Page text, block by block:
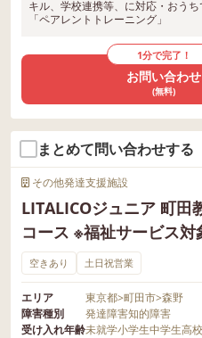
キル、学校連携等、に対応・おう
「ペアレントトレーニング」
1分で完了！
お問い合わせ
(無料)
まとめて問い合わせする
その他発達支援施設
LITALICOジュニア 町田
コース ※福祉サービス対
空きあり 土日祝営業
エリア 東京都>町田市>森野
障害種別
発達障害知的障害
受け入れ年齢未就学小学生中学生高